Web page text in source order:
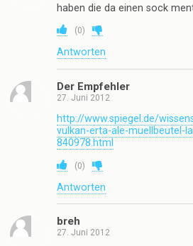
haben die da einen sock
(0)
Antworten
Der Empfehler
27. Juni 2012
http://www.spiegel.de/
vulkan-erta-ale-muellbeutel-
840978.html
(0)
Antworten
breh
27. Juni 2012